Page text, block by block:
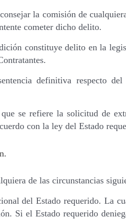
la comisión de
cometer dicho delito.
constituye delito en la
definitiva respecto
se refiere la solicitud de
con la ley del Estado
de las circunstancias
del Estado requerido. La
Si el Estado requerido